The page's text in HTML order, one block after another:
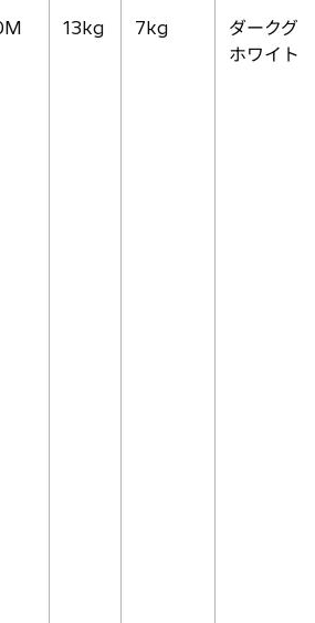
13kg 7kg
ダークグ
ホワイト